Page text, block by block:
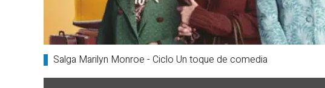
Salga Marilyn Monroe - Ciclo Un toque de comedia